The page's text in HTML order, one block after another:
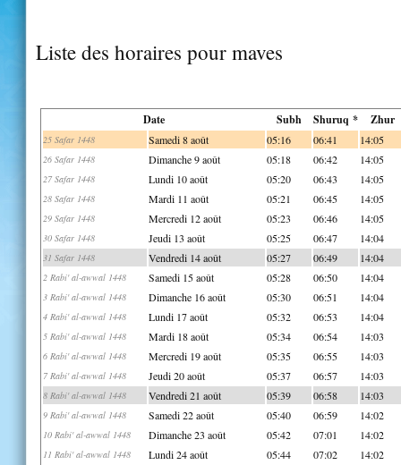
Liste des horaires pour maves
Date Subh Shuruq * Zhur
25 Safar 1448 Samedi 8 août 05:16 06:41 14:05
26 Safar 1448 Dimanche 9 août 05:18 06:42 14:05
27 Safar 1448 Lundi 10 août 05:20 06:43 14:05
28 Safar 1448 Mardi 11 août 05:21 06:45 14:05
29 Safar 1448 Mercredi 12 août 05:23 06:46 14:05
30 Safar 1448 Jeudi 13 août 05:25 06:47 14:04
31 Safar 1448 Vendredi 14 août 05:27 06:49 14:04
2 Rabi' al-awwal 1448 Samedi 15 août 05:28 06:50 14:04
3 Rabi' al-awwal 1448 Dimanche 16 août 05:30 06:51 14:04
4 Rabi' al-awwal 1448 Lundi 17 août 05:32 06:53 14:04
5 Rabi' al-awwal 1448 Mardi 18 août 05:34 06:54 14:03
6 Rabi' al-awwal 1448 Mercredi 19 août 05:35 06:55 14:03
7 Rabi' al-awwal 1448 Jeudi 20 août 05:37 06:57 14:03
8 Rabi' al-awwal 1448 Vendredi 21 août 05:39 06:58 14:03
9 Rabi' al-awwal 1448 Samedi 22 août 05:40 06:59 14:02
10 Rabi' al-awwal 1448 Dimanche 23 août 05:42 07:01 14:02
11 Rabi' al-awwal 1448 Lundi 24 août 05:44 07:02 14:02